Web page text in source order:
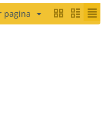
pagina